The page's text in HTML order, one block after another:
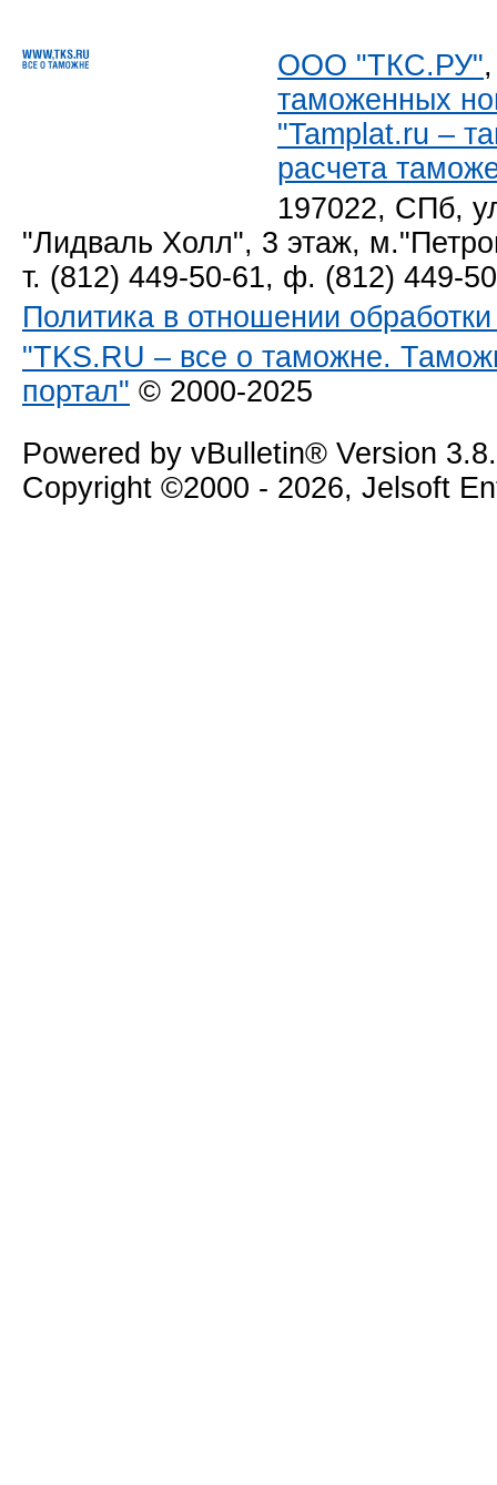
ООО "ТКС.РУ"
таможенных
"Tamplat.ru –
расчета
197022, СПб,
"Лидваль Холл", 3 этаж,
т. (812) 449-50-61, ф. (812) 449-
Политика в отношении
"TKS.RU – все о таможне.
портал" © 2000-2025
Powered by vBulletin® Version
Copyright ©2000 - 2026, Jelsoft